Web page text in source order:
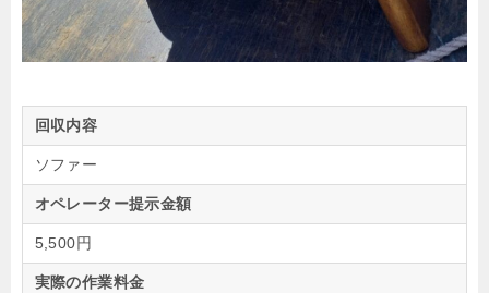
回収内容
ソファー
オペレーター提示金額
5,500円
実際の作業料金